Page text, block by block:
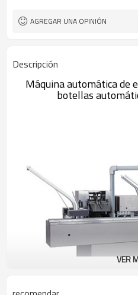
AGREGAR UNA OPINIÓN
Descripción
Máquina automática de
botellas
VER